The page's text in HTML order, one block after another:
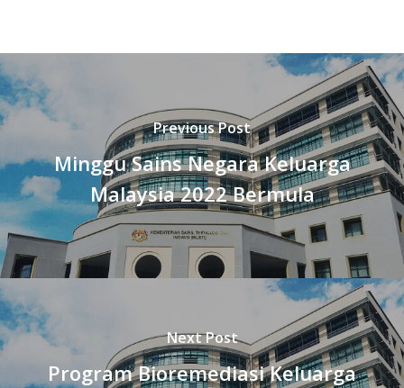
Previous Post
Minggu Sains Negara Keluarga
Malaysia 2022 Bermula
Next Post
Program Bioremediasi Keluarga